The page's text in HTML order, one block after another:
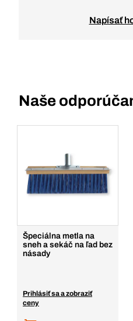
Napísať
Naše
Špeciálna metla na
sneh a sekáč na ľad bez
násady
Prihlásiť sa a zobraziť
ceny